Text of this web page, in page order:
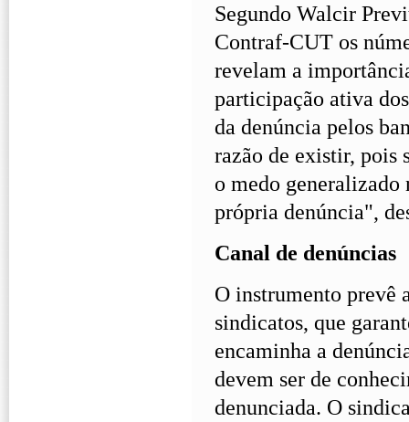
Segundo Walcir
Contraf-CUT os
revelam a
participação ativa
da denúncia pelos
razão de existir, pois
o medo
própria denúncia",
Canal de denúncias
O instrumento prevê
sindicatos, que
encaminha a
devem ser de
denunciada. O